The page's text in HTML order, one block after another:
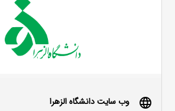
language وب سایت دانشگاه الزهرا